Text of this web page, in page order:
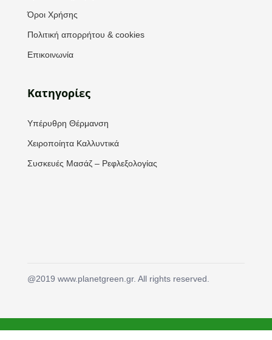
Όροι Χρήσης
Πολιτική απορρήτου & cookies
Επικοινωνία
Κατηγορίες
Υπέρυθρη Θέρμανση
Χειροποίητα Καλλυντικά
Συσκευές Μασάζ – Ρεφλεξολογίας
@2019 www.planetgreen.gr. All rights reserved.